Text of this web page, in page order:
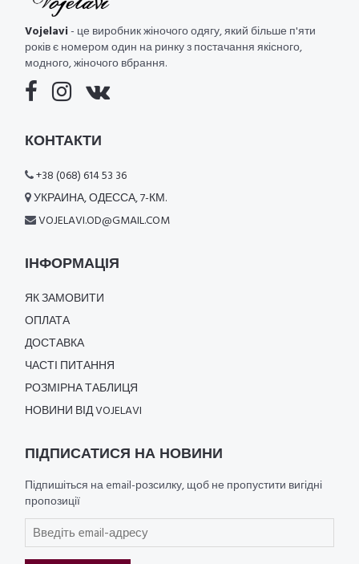
Vojelavi- це виробник жіночого одягу, який більше п'яти
років є номером один на ринку з постачання якісного,
модного, жіночого вбрання.
КОНТАКТИ
+38 (068) 614 53 36
УКРАИНА, ОДЕССА, 7-КМ.
VOJELAVI.OD@GMAIL.COM
ІНФОРМАЦІЯ
ЯК ЗАМОВИТИ
ОПЛАТА
ДОСТАВКА
ЧАСТІ ПИТАННЯ
РОЗМІРНА ТАБЛИЦЯ
НОВИНИ ВІД VOJELAVI
ПІДПИСАТИСЯ НА НОВИНИ
Підпишіться на email-розсилку, щоб не пропустити вигідні
пропозиції